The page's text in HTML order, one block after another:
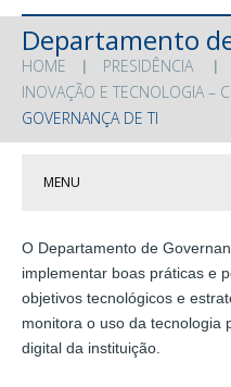
Departamento
HOME PRESIDÊNCIA
INOVAÇÃO E TECNOLOGIA –
GOVERNANÇA DE TI
MENU
O Departamento de
implementar boas práticas e
objetivos tecnológicos e
monitora o uso da tecnologia
digital da instituição.